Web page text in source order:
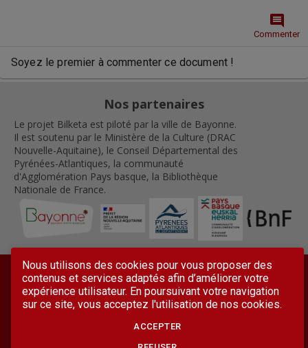
comment
Commenter
Soyez le premier à commenter ce document !
Nos partenaires
Le projet Bilketa est piloté par la ville de Bayonne.
Il est soutenu par le Ministère de la Culture (DRAC
Nouvelle-Aquitaine), le Conseil Départemental des
Pyrénées-Atlantiques, la communauté
d'Agglomération Pays basque, la Bibliothèque
Nationale de France.
Conditions générales d'utilisation
Contactez-nous
Nous utilisons des cookies pour vous proposer des
contenus et services adaptés afin d’améliorer votre
expérience utilisateur. En poursuivant votre navigation
sur ce site, vous acceptez l'utilisation de nos cookies.
ACCEPTER